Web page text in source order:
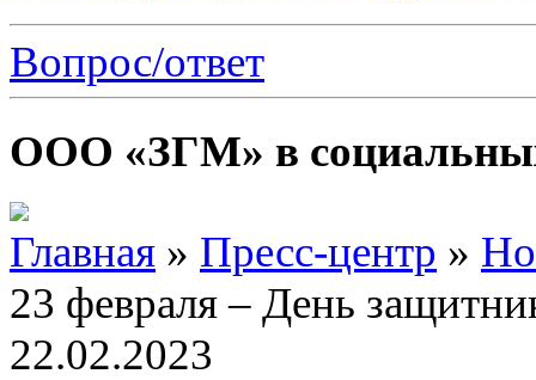
Вопрос/ответ
ООО «ЗГМ» в
Главная » Пресс-центр »
23 февраля – День
22.02.2023